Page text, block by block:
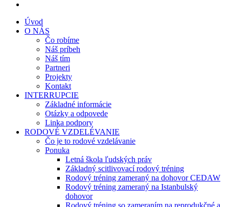
Úvod
O NÁS
Čo robíme
Náš príbeh
Náš tím
Partneri
Projekty
Kontakt
INTERRUPCIE
Základné informácie
Otázky a odpovede
Linka podpory
RODOVÉ VZDELÉVANIE
Čo je to rodové vzdelávanie
Ponuka
Letná škola ľudských práv
Základný scitlivovací rodový tréning
Rodový tréning zameraný na dohovor CEDAW
Rodový tréning zameraný na Istanbulský
dohovor
Rodový tréning so zameraním na reprodukčné a